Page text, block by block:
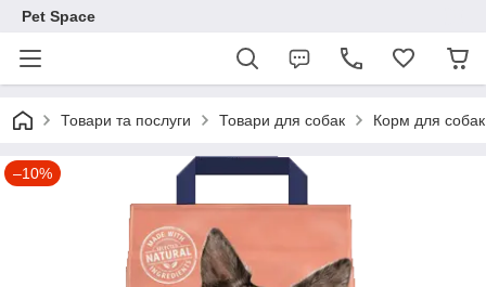
Pet Space
Товари та послуги Товари для собак Корм для собак
–10%